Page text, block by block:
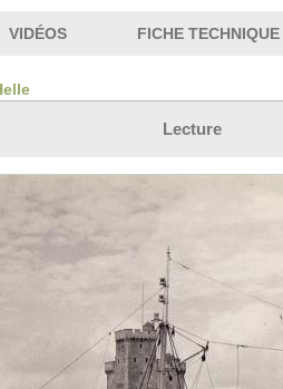
VIDÉOS FICHE TECHNIQUE
Lecture